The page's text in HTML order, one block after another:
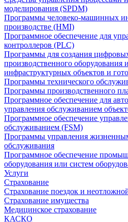
моделирования (SPDM)
Программы человеко-машинных
производстве (HMI)
Программное обеспечение для
контроллеров (PLC)
Программы для создания
производственного оборудования
инфраструктурных объектов и
Программы технического
Программы производственного
Программное обеспечение для
управления обслуживанием
Программное обеспечение
обслуживанием (FSM)
Программы управления
обслуживания
Программное обеспечение
оборудования или систем
Услуги
Страхование
Страхование поездок и
Страхование имущества
Медицинское страхование
КАСКО